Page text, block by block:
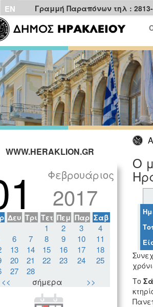
EN Γραμμή Παραπόνων τηλ : 2813-
WWW.HERAKLION.GR
Φεβρουάριος
2017
Δευ Τρι Τετ Πεμ Παρ Σαβ
1 2 3
4
6 7 8 9 10
11
13 14 15 16 17
18
20 21 22 23 24
25
27
28
<<
σήμερα >>
Ο
Το